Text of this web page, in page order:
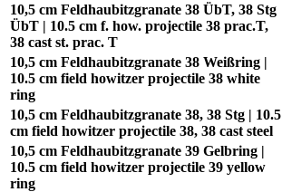
10,5 cm Feldhaubitzgranate 38 ÜbT, 38 Stg
ÜbT | 10.5 cm f. how. projectile 38 prac.T,
38 cast st. prac. T
10,5 cm Feldhaubitzgranate 38 Weißring |
10.5 cm field howitzer projectile 38 white
ring
10,5 cm Feldhaubitzgranate 38, 38 Stg | 10.5
cm field howitzer projectile 38, 38 cast steel
10,5 cm Feldhaubitzgranate 39 Gelbring |
10.5 cm field howitzer projectile 39 yellow
ring